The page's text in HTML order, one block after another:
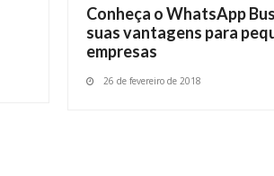
Conheça o WhatsApp
suas vantagens para
empresas
26 de fevereiro de 2018